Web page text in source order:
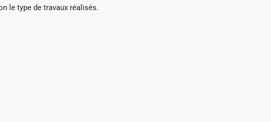
le type de travaux réalisés.